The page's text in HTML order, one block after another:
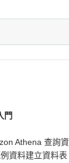
門
Athena 查詢
資料建立資料表